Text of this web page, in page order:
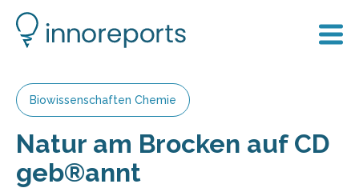
Biowissenschaften Chemie
Natur am Brocken auf CD
geb®annt